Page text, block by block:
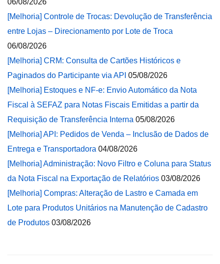
06/08/2026
[Melhoria] Controle de Trocas: Devolução de Transferência
entre Lojas – Direcionamento por Lote de Troca
06/08/2026
[Melhoria] CRM: Consulta de Cartões Históricos e
Paginados do Participante via API 05/08/2026
[Melhoria] Estoques e NF-e: Envio Automático da Nota
Fiscal à SEFAZ para Notas Fiscais Emitidas a partir da
Requisição de Transferência Interna 05/08/2026
[Melhoria] API: Pedidos de Venda – Inclusão de Dados de
Entrega e Transportadora 04/08/2026
[Melhoria] Administração: Novo Filtro e Coluna para Status
da Nota Fiscal na Exportação de Relatórios 03/08/2026
[Melhoria] Compras: Alteração de Lastro e Camada em
Lote para Produtos Unitários na Manutenção de Cadastro
de Produtos 03/08/2026